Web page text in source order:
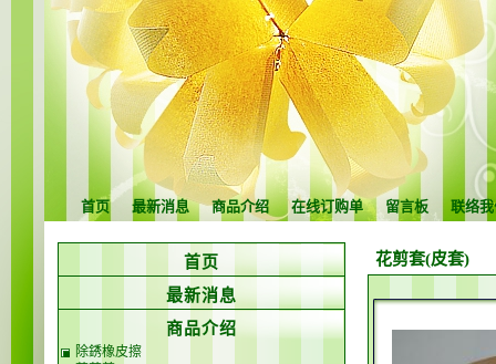
首页 最新消息 商品介绍 在线订购单 留言板 联络
花剪套(皮套)
首页
最新消息
商品介绍
除銹橡皮擦